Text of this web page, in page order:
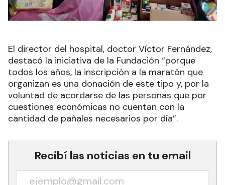
El director del hospital, doctor Víctor Fernández,
destacó la iniciativa de la Fundación “porque
todos los años, la inscripción a la maratón que
organizan es una donación de este tipo y, por la
voluntad de acordarse de las personas que por
cuestiones económicas no cuentan con la
cantidad de pañales necesarios por día”.
Recibí las noticias en tu email